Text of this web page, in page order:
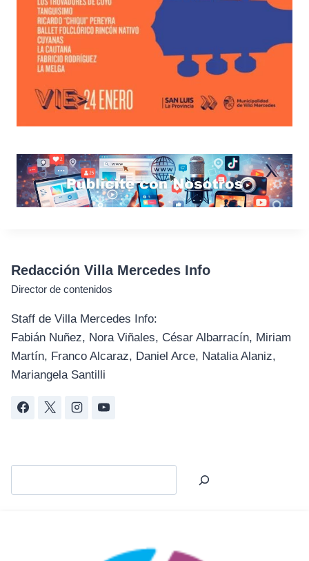
Redacción Villa Mercedes Info
Director de contenidos
Staff de Villa Mercedes Info:
Fabián Nuñez, Nora Viñales, César Albarracín, Miriam
Martín, Franco Alcaraz, Daniel Arce, Natalia Alaniz,
Mariangela Santilli